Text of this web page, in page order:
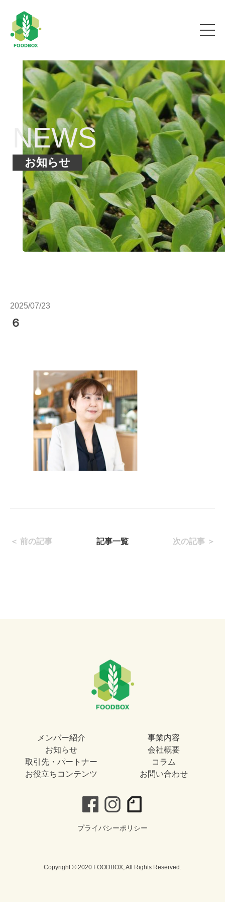
NEWS
お知らせ
2025/07/23
６
＜ 前の記事 記事一覧 次の記事 ＞
メンバー紹介
事業内容
お知らせ
会社概要
取引先・パートナー
コラム
お役立ちコンテンツ
お問い合わせ
プライバシーポリシー
Copyright © 2020 FOODBOX, All Rights Reserved.